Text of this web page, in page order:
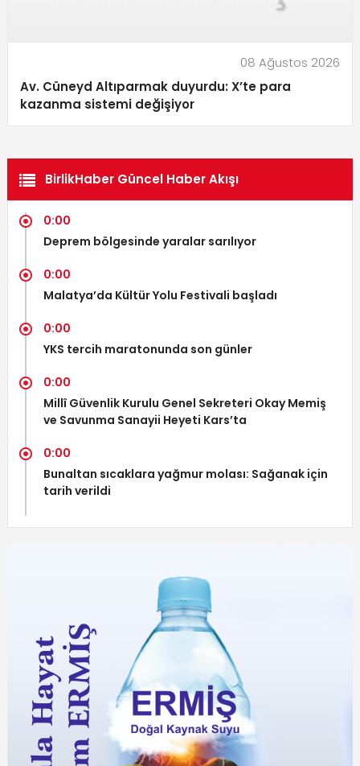
08 Ağustos 2026
Av. Cüneyd Altıparmak duyurdu: X’te para
kazanma sistemi değişiyor
BirlikHaber Güncel Haber Akışı
0:00
Deprem bölgesinde yaralar sarılıyor
0:00
Malatya’da Kültür Yolu Festivali başladı
0:00
YKS tercih maratonunda son günler
0:00
Millî Güvenlik Kurulu Genel Sekreteri Okay Memiş
ve Savunma Sanayii Heyeti Kars’ta
0:00
Bunaltan sıcaklara yağmur molası: Sağanak için
tarih verildi